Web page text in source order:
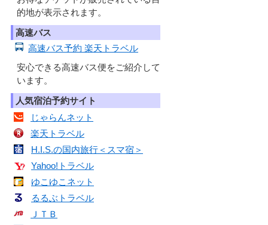
的地が表示されます。
高速バス
高速バス予約 楽天トラベル
安心できる高速バス便をご紹介して
います。
人気宿泊予約サイト
じゃらんネット
楽天トラベル
H.I.S.の国内旅行＜スマ宿＞
Yahoo!トラベル
ゆこゆこネット
るるぶトラベル
ＪＴＢ